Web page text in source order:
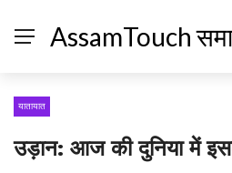
AssamTouch
यातायात
उड़ान: आज की दुनिया में